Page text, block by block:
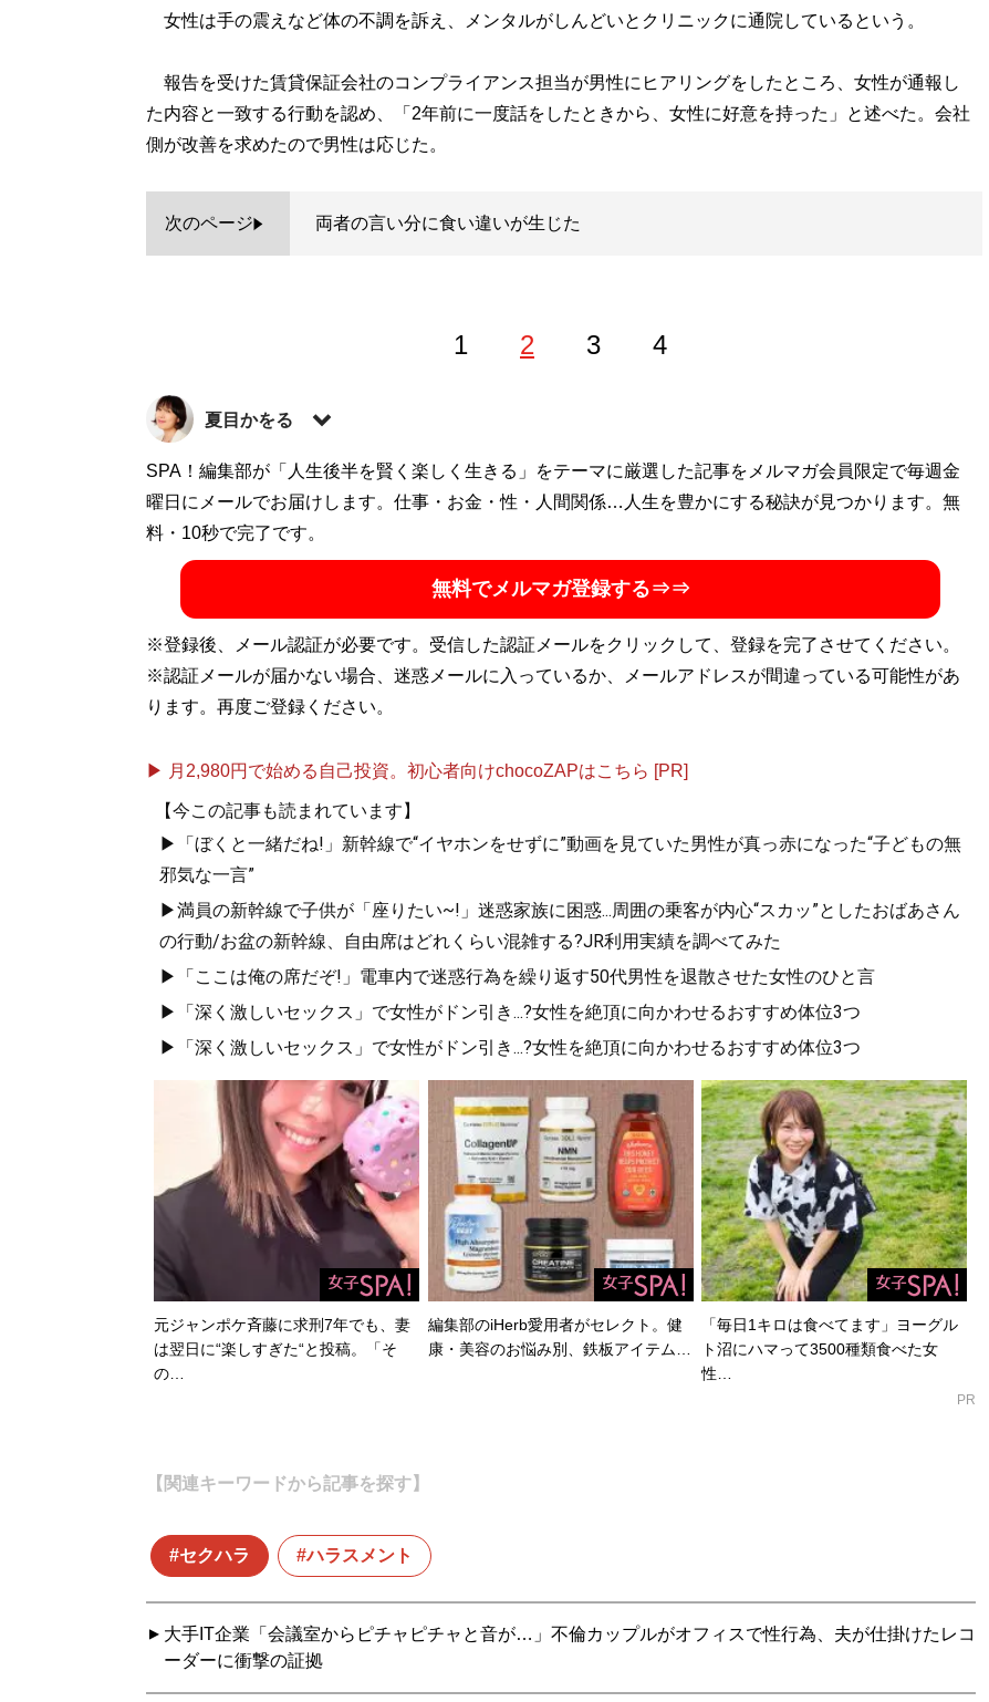
女性は手の震えなど体の不調を訴え、メンタルがしんどいとクリニックに通院しているという。
報告を受けた賃貸保証会社のコンプライアンス担当が男性にヒアリングをしたところ、女性が通報し
た内容と一致する行動を認め、「2年前に一度話をしたときから、女性に好意を持った」と述べた。会社
側が改善を求めたので男性は応じた。
次のページ 両者の言い分に食い違いが生じた
1 2 3 4
夏目かをる
コラムニスト、作家。2万人のワーキングウーマン取材をもとに恋愛＆婚活＆結婚をテーマに執筆。難病
克服後に医療ライターとしても活動。ブログ「 恋するブログ☆～恋、のような気分で♪」
記事一覧へ
SPA！編集部が「人生後半を賢く楽しく生きる」をテーマに厳選した記事をメルマガ会員限定で毎週金
曜日にメールでお届けします。仕事・お金・性・人間関係…人生を豊かにする秘訣が見つかります。無
料・10秒で完了です。
無料でメルマガ登録する⇒⇒
※登録後、メール認証が必要です。受信した認証メールをクリックして、登録を完了させてください。
※認証メールが届かない場合、迷惑メールに入っているか、メールアドレスが間違っている可能性があ
ります。再度ご登録ください。
▶ 月2,980円で始める自己投資。初心者向けchocoZAPはこちら [PR]
【今この記事も読まれています】
▶「ぼくと一緒だね!」新幹線で“イヤホンをせずに”動画を見ていた男性が真っ赤になった“子どもの無
邪気な一言”
▶満員の新幹線で子供が「座りたい~!」迷惑家族に困惑...周囲の乗客が内心“スカッ”としたおばあさん
の行動/お盆の新幹線、自由席はどれくらい混雑する?JR利用実績を調べてみた
▶「ここは俺の席だぞ!」電車内で迷惑行為を繰り返す50代男性を退散させた女性のひと言
▶「深く激しいセックス」で女性がドン引き...?女性を絶頂に向かわせるおすすめ体位3つ
▶「深く激しいセックス」で女性がドン引き...?女性を絶頂に向かわせるおすすめ体位3つ
元ジャンポケ斉藤に求刑7年でも、妻
は翌日に“楽しすぎた“と投稿。「そ
の…
編集部のiHerb愛用者がセレクト。健
康・美容のお悩み別、鉄板アイテム…
「毎日1キロは食べてます」ヨーグル
ト沼にハマって3500種類食べた女
性…
PR
【関連キーワードから記事を探す】
セクハラ ハラスメント
大手IT企業「会議室からピチャピチャと音が…」不倫カップルがオフィスで性行為、夫が仕掛けたレコ
ーダーに衝撃の証拠